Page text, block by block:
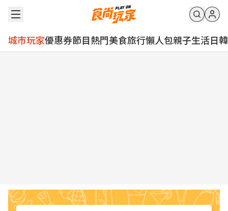
城市玩家優惠券節目熱門美食旅行懶人包親子生活日韓